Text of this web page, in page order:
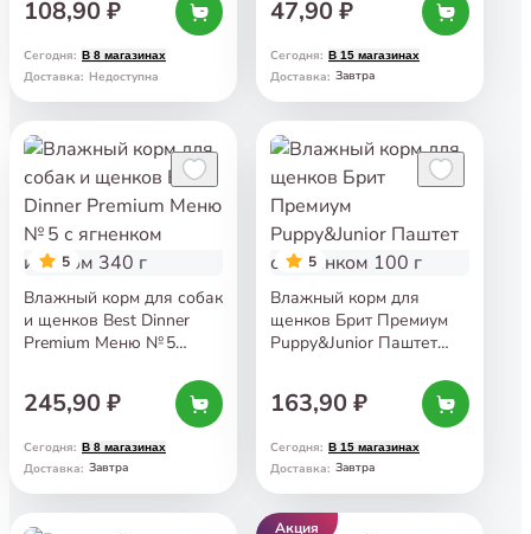
108,90 ₽
Сегодня: В 8 магазинах
Доставка: Недоступна
47,90 ₽
Сегодня: В 15 магазинах
Доставка: Завтра
5
Влажный корм для собак
и щенков Best Dinner
Premium Меню № 5
245,90 ₽
Сегодня: В 8 магазинах
Доставка: Завтра
5
Влажный корм для
щенков Брит Премиум
Puppy&Junior Паштет
163,90 ₽
Сегодня: В 15 магазинах
Доставка: Завтра
Акция